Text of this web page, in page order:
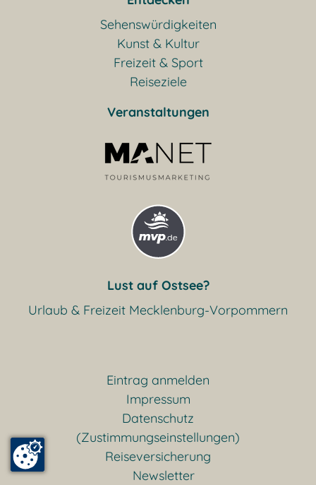
Sehenswürdigkeiten
Kunst & Kultur
Freizeit & Sport
Reiseziele
Veranstaltungen
Lust auf Ostsee?
Urlaub & Freizeit Mecklenburg-Vorpommern
Eintrag anmelden
Impressum
Datenschutz
(Zustimmungseinstellungen)
Reiseversicherung
Newsletter